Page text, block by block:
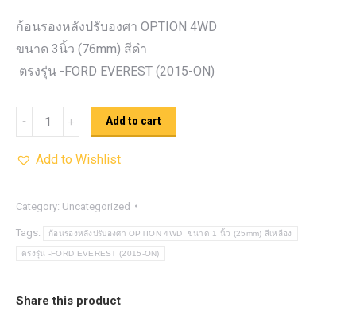
ก้อนรองหลังปรับองศา OPTION 4WD
ขนาด 3นิ้ว (76mm) สีดำ
ตรงรุ่น -FORD EVEREST (2015-ON)
รอง
หลัง
องศา
OPTION
4WD ขนาด
(76mm)
Add to cart
Add to Wishlist
Category: Uncategorized
Tags: ก้อนรองหลังปรับองศา OPTION 4WD ขนาด 1 นิ้ว (25mm) สีเหลือง
ตรงรุ่น -FORD EVEREST (2015-ON)
Share this product